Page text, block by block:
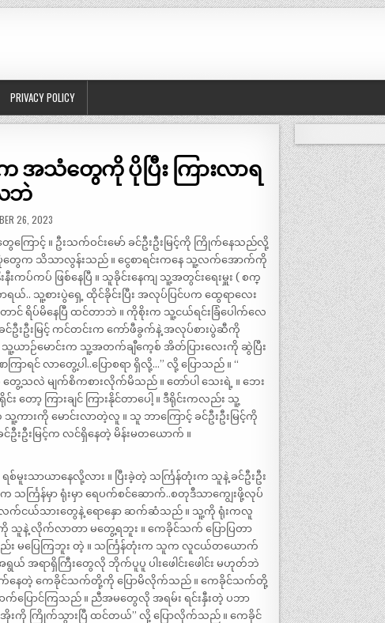
PRIVACY POLICY
အသံတွေကို ပိုပြီး ကြားလာရ
ဘဲ
26, 2023
ကြောင့် ။ ဦးသက်ဝင်းမော် ခင်ဦးဦးမြင့်ကို ကြိုက်နေသည်လို့
ပုံတွေက သိသာလွန်းသည် ။ ငွေစာရင်းကနေ သူ့လက်အောက်ကို
းကပ်ကပ် ဖြစ်နေပြီ ။ သူခိုင်းနေကျ သူ့အတွင်းရေးမှူး ( စက္
ယ်.. သူ့စားပွဲရှေ့ ထိုင်ခိုင်းပြီး အလုပ်ပြင်ပက ထွေရာလေး
င် ရိပ်မိနေပြီ ထင်တာဘဲ ။ ကိုစိုးက သူ့ငယ်ရင်းခြံပေါက်လေ
င်ဦးဦးမြင့် ကင်တင်းက ကော်ဖီခွက်နဲ့ အလုပ်စားပွဲဆီကို
ယာဉ်မောင်းက သူ့အတက်ချီကေ့စ် အိတ်ပြားလေးကို ဆွဲပြီး
င် လာတွေ့ပါ..ပြောစရာ ရှိလို့…” လို့ ပြောသည် ။ “
တွေ့သလဲ မျက်စိကစားလိုက်မိသည် ။ တော်ပါ သေးရဲ့ ။ ဘေး
ော့ ကြားချင် ကြားနိုင်တာပေါ့ ။ ဒီရိုင်းကလည်း သူ့
ကို မောင်းလာတဲ့လူ ။ သူ ဘာကြောင့် ခင်ဦးဦးမြင့်ကို
ဦးဦးမြင့်က လင်ရှိနေတဲ့ မိန်းမတယောက် ။
မူးသာယာနေလို့လား ။ ပြီးခဲ့တဲ့ သင်္ကြန်တုံးက သူနဲ့ ခင်ဦးဦး
သင်္ကြန်မှာ ရုံးမှာ ရေပက်စင်ဆောက်..စတုဒီသာကျွေးဖို့လုပ်
ငယ်သားတွေနဲ့ ရောနှော ဆက်ဆံသည် ။ သူ့ကို ရုံးကလူ
သူနဲ့ လိုက်လာတာ မတွေ့ရဘူး ။ ကေခိုင်သက် ပြောပြတာ
မပြေကြဘူး တဲ့ ။ သင်္ကြန်တုံးက သူက လူငယ်တယောက်
ယ် အရာရှိကြီးတွေလို ဘိုက်ပူပူ ပါးဖေါင်းဖေါင်း မဟုတ်ဘဲ
ေပက်နေတဲ့ ကေခိုင်သက်တို့ကို ပြောမိလိုက်သည် ။ ကေခိုင်သက်တို့
ပြောင်ကြသည် ။ ညီအမတွေလို အရမ်း ရင်းနှီးတဲ့ ပဘာ
းကို ကြိုက်သွားပြီ ထင်တယ်” လို့ ပြောလိုက်သည် ။ ကေခိုင်